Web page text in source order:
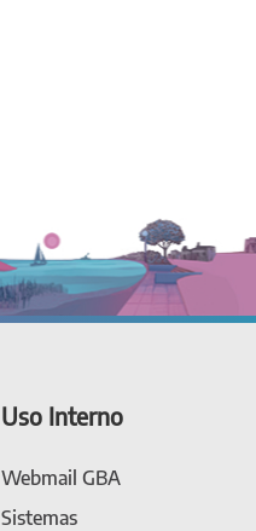
Uso Interno
Webmail GBA
Sistemas